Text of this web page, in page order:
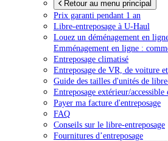
Retour au menu principal
Prix garanti pendant 1 an
Libre-entreposage à U-Haul
Louez un déménagement en
Emménagement en ligne :
Entreposage climatisé
Entreposage de VR, de voiture
Guide des tailles d'unités de
Entreposage extérieur/
Payer ma facture d'entreposage
FAQ
Conseils sur le libre-entreposage
Fournitures d’entreposage